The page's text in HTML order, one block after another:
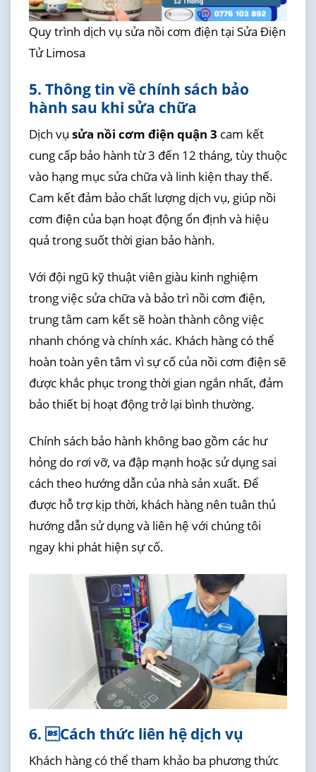
Quy trình dịch vụ sửa nồi cơm điện tại Sửa Điện
Tử Limosa
5. Thông tin về chính sách bảo
hành sau khi sửa chữa
Dịch vụ sửa nồi cơm điện quận 3 cam kết
cung cấp bảo hành từ 3 đến 12 tháng, tùy thuộc
vào hạng mục sửa chữa và linh kiện thay thế.
Cam kết đảm bảo chất lượng dịch vụ, giúp nồi
cơm điện của bạn hoạt động ổn định và hiệu
quả trong suốt thời gian bảo hành.
Với đội ngũ kỹ thuật viên giàu kinh nghiệm
trong việc sửa chữa và bảo trì nồi cơm điện,
trung tâm cam kết sẽ hoàn thành công việc
nhanh chóng và chính xác. Khách hàng có thể
hoàn toàn yên tâm vì sự cố của nồi cơm điện sẽ
được khắc phục trong thời gian ngắn nhất, đảm
bảo thiết bị hoạt động trở lại bình thường.
Chính sách bảo hành không bao gồm các hư
hỏng do rơi vỡ, va đập mạnh hoặc sử dụng sai
cách theo hướng dẫn của nhà sản xuất. Để
được hỗ trợ kịp thời, khách hàng nên tuân thủ
hướng dẫn sử dụng và liên hệ với chúng tôi
ngay khi phát hiện sự cố.
6. Cách thức liên hệ dịch vụ
Khách hàng có thể tham khảo ba phương thức